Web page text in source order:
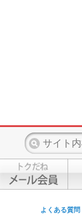
よくある質問